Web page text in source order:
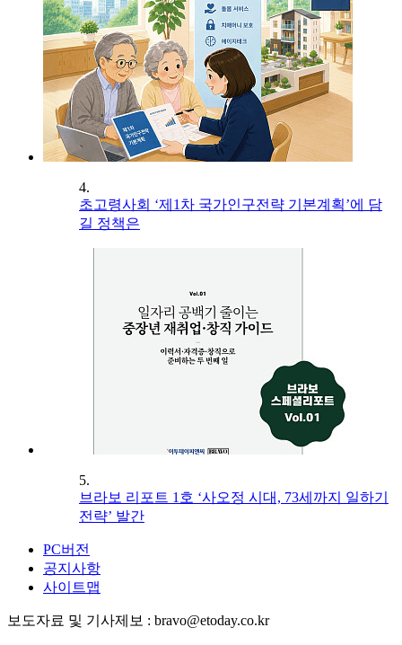
4.
초고령사회 ‘제1차 국가인구전략 기본계획’에 담
길 정책은
5.
브라보 리포트 1호 ‘사오정 시대, 73세까지 일하기
전략’ 발간
PC버전
공지사항
사이트맵
보도자료 및 기사제보 : bravo@etoday.co.kr